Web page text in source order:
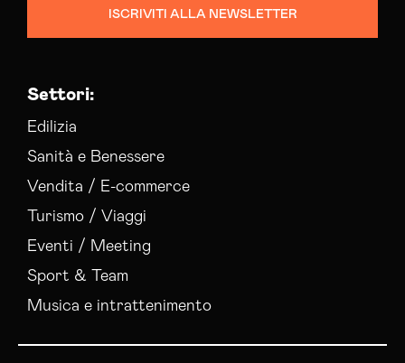
ISCRIVITI ALLA NEWSLETTER
Settori:
Edilizia
Sanità e Benessere
Vendita / E-commerce
Turismo / Viaggi
Eventi / Meeting
Sport & Team
Musica e intrattenimento